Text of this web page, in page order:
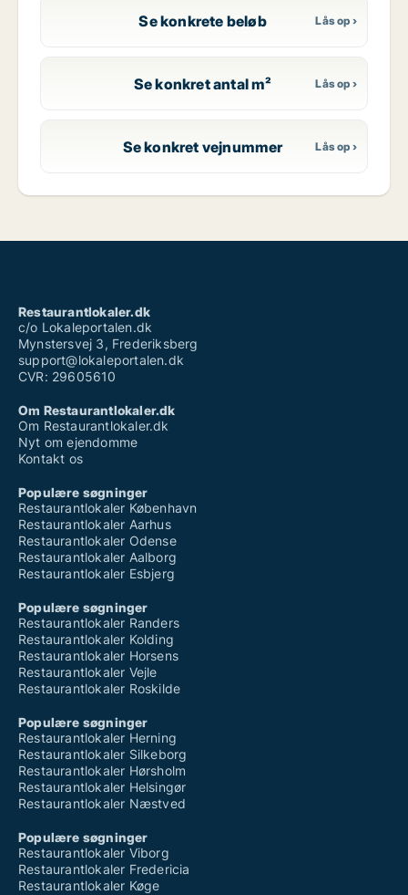
Se konkrete beløb
Se konkret antal m²
Se konkret vejnummer
Restaurantlokaler.dk
c/o Lokaleportalen.dk
Mynstersvej 3, Frederiksberg
support@lokaleportalen.dk
CVR: 29605610
Om Restaurantlokaler.dk
Om Restaurantlokaler.dk
Nyt om ejendomme
Kontakt os
Populære søgninger
Restaurantlokaler København
Restaurantlokaler Aarhus
Restaurantlokaler Odense
Restaurantlokaler Aalborg
Restaurantlokaler Esbjerg
Populære søgninger
Restaurantlokaler Randers
Restaurantlokaler Kolding
Restaurantlokaler Horsens
Restaurantlokaler Vejle
Restaurantlokaler Roskilde
Populære søgninger
Restaurantlokaler Herning
Restaurantlokaler Silkeborg
Restaurantlokaler Hørsholm
Restaurantlokaler Helsingør
Restaurantlokaler Næstved
Populære søgninger
Restaurantlokaler Viborg
Restaurantlokaler Fredericia
Restaurantlokaler Køge